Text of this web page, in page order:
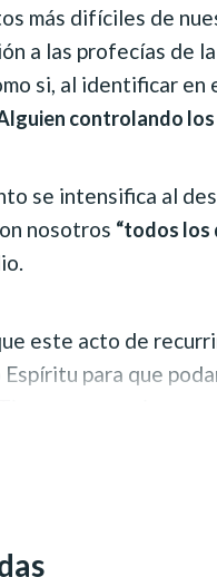
más difíciles de
a las profecías de
si, al identificar
controlando
se intensifica al
nosotros “todos los
este acto de
para que
que comienza
requiere que